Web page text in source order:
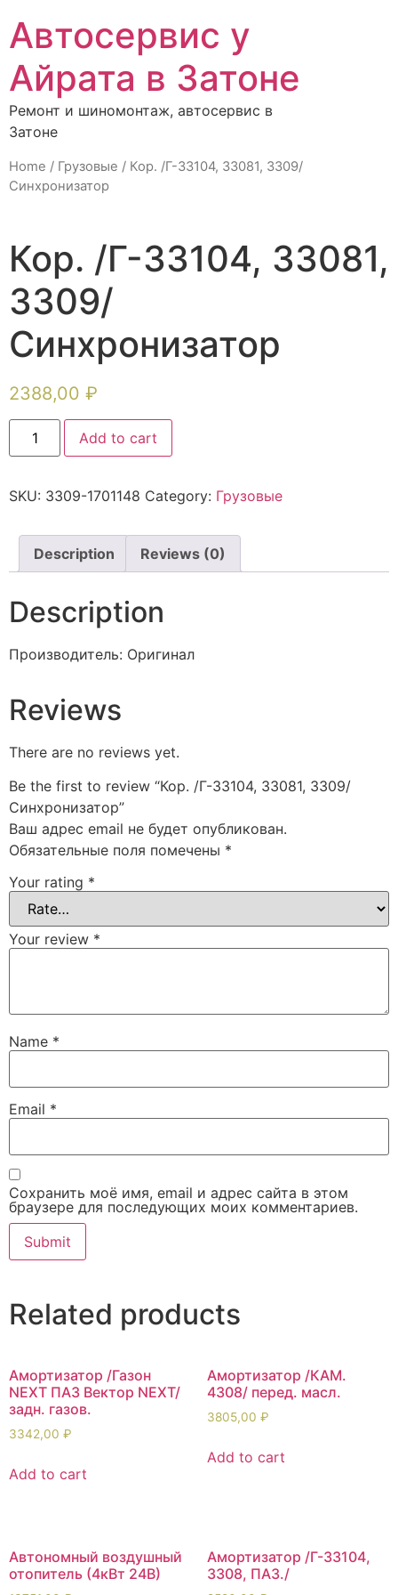
Автосервис у
Айрата в Затоне
Ремонт и шиномонтаж, автосервис в
Затоне
Home / Грузовые / Кор. /Г-33104, 33081, 3309/
Синхронизатор
Кор. /Г-33104, 33081,
3309/
Синхронизатор
2388,00 ₽
Add to cart
SKU: 3309-1701148 Category: Грузовые
Description Reviews (0)
Description
Производитель: Оригинал
Reviews
There are no reviews yet.
Be the first to review “Кор. /Г-33104, 33081, 3309/
Синхронизатор”
Ваш адрес email не будет опубликован.
Обязательные поля помечены *
Your rating *
Your review *
Name *
Email *
Сохранить моё имя, email и адрес сайта в этом
браузере для последующих моих комментариев.
Related products
Амортизатор /Газон
NEXT ПАЗ Вектор NEXT/
задн. газов.
3342,00 ₽
Add to cart
Амортизатор /КАМ.
4308/ перед. масл.
3805,00 ₽
Add to cart
Автономный воздушный
отопитель (4кВт 24В)
Амортизатор /Г-33104,
3308, ПАЗ./